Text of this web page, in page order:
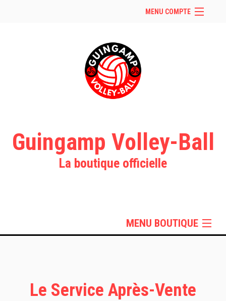
MENU COMPTE
Retour à notre site
Facebook
Instagram
Se connecter
Guingamp Volley-Ball
La boutique officielle
MENU BOUTIQUE
Sacs & Accessoires
Le Service Après-Vente